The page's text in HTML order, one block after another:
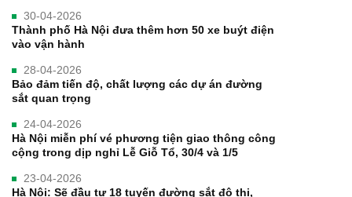
30-04-2026
Thành phố Hà Nội đưa thêm hơn 50 xe buýt điện
vào vận hành
28-04-2026
Bảo đảm tiến độ, chất lượng các dự án đường
sắt quan trọng
24-04-2026
Hà Nội miễn phí vé phương tiện giao thông công
cộng trong dịp nghỉ Lễ Giỗ Tổ, 30/4 và 1/5
23-04-2026
Hà Nội: Sẽ đầu tư 18 tuyến đường sắt đô thị,